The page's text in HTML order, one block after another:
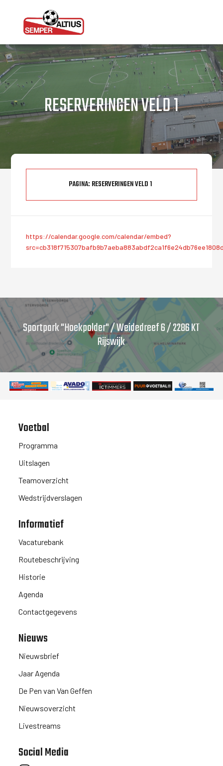
RESERVERINGEN VELD 1
PAGINA: RESERVERINGEN VELD 1
https://calendar.google.com/calendar/embed?
Sportpark "Hoekpolder" / Weidedreef 6 / 2286 KT
Rijswijk
Voetbal
Programma
Uitslagen
Teamoverzicht
Wedstrijdverslagen
Informatief
Vacaturebank
Routebeschrijving
Historie
Agenda
Contactgegevens
Nieuws
Nieuwsbrief
Jaar Agenda
De Pen van Van Geffen
Nieuwsoverzicht
Livestreams
Social Media